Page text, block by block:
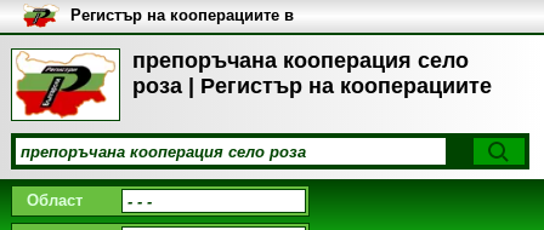
препоръчана кооперация село
роза | Регистър на кооперациите
Регистър на кооперациите в
България
Област